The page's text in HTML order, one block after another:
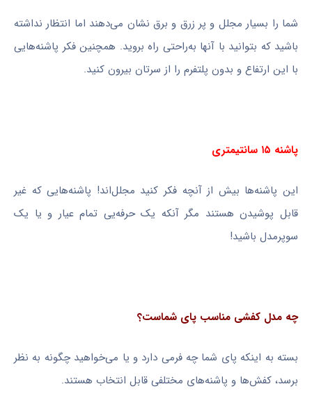
شما را بسیار مجلل و پر زرق و برق نشان می‌دهند اما انتظار نداشته
باشید که بتوانید با آنها به‌راحتی راه بروید. همچنین فکر پاشنه‌هایی
با این ارتفاع و بدون پلتفرم را از سرتان بیرون کنید.
پاشنه ۱۵ سانتیمتری
این پاشنه‌ها بیش از آنچه فکر کنید مجلل‌اند! پاشنه‌هایی که غیر
قابل پوشیدن هستند مگر آنکه یک حرفه‌یی تمام عیار و یا یک
سوپرمدل باشید!
چه مدل کفشی مناسب پای شماست؟
بسته به اینکه پای شما چه فرمی دارد و یا می‌خواهید چگونه به نظر
برسد، کفش‌ها و پاشنه‌های مختلفی قابل انتخاب هستند.